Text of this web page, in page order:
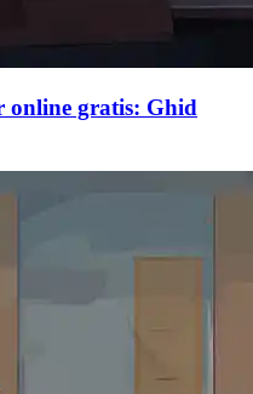
online gratis: Ghid